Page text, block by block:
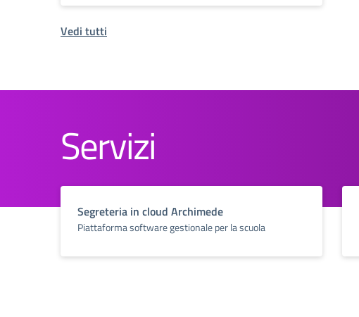
Vedi tutti
Servizi
Segreteria in cloud Archimede
Piattaforma software gestionale per la scuola